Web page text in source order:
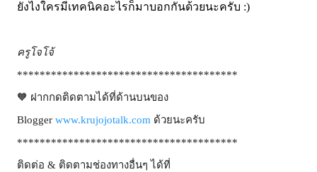
ยังไงใครมีเทคนิคอะไรก็มาบอกกันด้วยนะครับ :)
ครูโจโจ้
***************************************
🧡 ฝากกดติดตามได้ที่ด้านบนของ
Blogger www.krujojotalk.com ด้วยนะครับ
***************************************
ติดต่อ & ติดตามช่องทางอื่นๆ ได้ที่